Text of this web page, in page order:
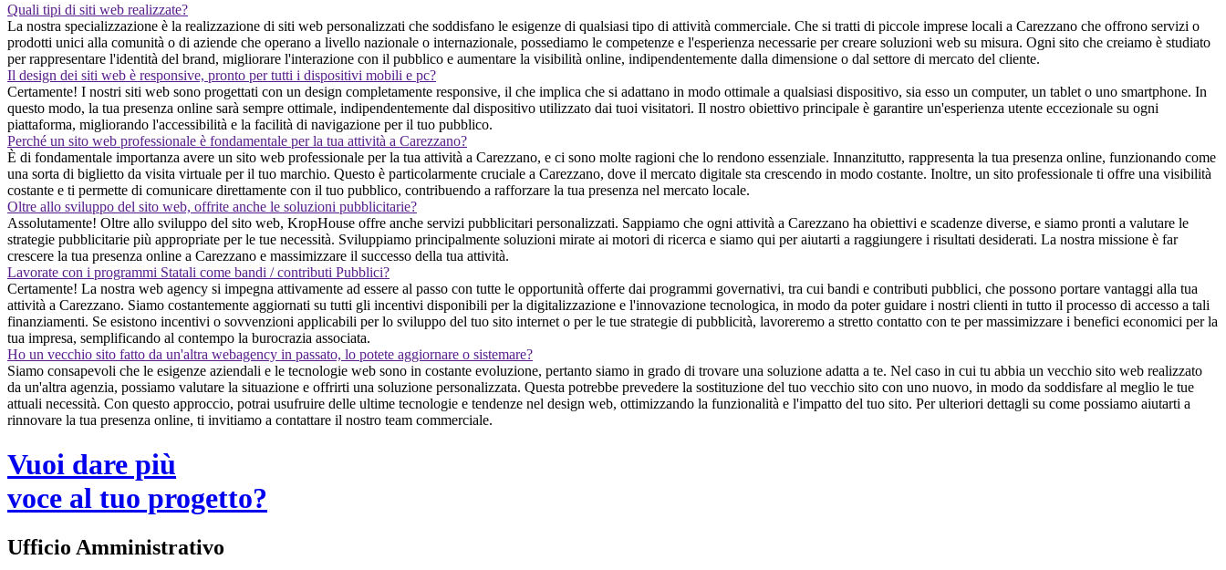
Quali tipi di siti web realizzate?
La nostra specializzazione è la realizzazione di siti web personalizzati che soddisfano le esigenze di qualsiasi tipo di attività commerciale. Che si tratti di piccole imprese locali a Carezzano che offrono servizi o
prodotti unici alla comunità o di aziende che operano a livello nazionale o internazionale, possediamo le competenze e l'esperienza necessarie per creare soluzioni web su misura. Ogni sito che creiamo è studiato
per rappresentare l'identità del brand, migliorare l'interazione con il pubblico e aumentare la visibilità online, indipendentemente dalla dimensione o dal settore di mercato del cliente.
Il design dei siti web è responsive, pronto per tutti i dispositivi mobili e pc?
Certamente! I nostri siti web sono progettati con un design completamente responsive, il che implica che si adattano in modo ottimale a qualsiasi dispositivo, sia esso un computer, un tablet o uno smartphone. In
questo modo, la tua presenza online sarà sempre ottimale, indipendentemente dal dispositivo utilizzato dai tuoi visitatori. Il nostro obiettivo principale è garantire un'esperienza utente eccezionale su ogni
piattaforma, migliorando l'accessibilità e la facilità di navigazione per il tuo pubblico.
Perché un sito web professionale è fondamentale per la tua attività a Carezzano?
È di fondamentale importanza avere un sito web professionale per la tua attività a Carezzano, e ci sono molte ragioni che lo rendono essenziale. Innanzitutto, rappresenta la tua presenza online, funzionando come
una sorta di biglietto da visita virtuale per il tuo marchio. Questo è particolarmente cruciale a Carezzano, dove il mercato digitale sta crescendo in modo costante. Inoltre, un sito professionale ti offre una visibilità
costante e ti permette di comunicare direttamente con il tuo pubblico, contribuendo a rafforzare la tua presenza nel mercato locale.
Oltre allo sviluppo del sito web, offrite anche le soluzioni pubblicitarie?
Assolutamente! Oltre allo sviluppo del sito web, KropHouse offre anche servizi pubblicitari personalizzati. Sappiamo che ogni attività a Carezzano ha obiettivi e scadenze diverse, e siamo pronti a valutare le
strategie pubblicitarie più appropriate per le tue necessità. Sviluppiamo principalmente soluzioni mirate ai motori di ricerca e siamo qui per aiutarti a raggiungere i risultati desiderati. La nostra missione è far
crescere la tua presenza online a Carezzano e massimizzare il successo della tua attività.
Lavorate con i programmi Statali come bandi / contributi Pubblici?
Certamente! La nostra web agency si impegna attivamente ad essere al passo con tutte le opportunità offerte dai programmi governativi, tra cui bandi e contributi pubblici, che possono portare vantaggi alla tua
attività a Carezzano. Siamo costantemente aggiornati su tutti gli incentivi disponibili per la digitalizzazione e l'innovazione tecnologica, in modo da poter guidare i nostri clienti in tutto il processo di accesso a tali
finanziamenti. Se esistono incentivi o sovvenzioni applicabili per lo sviluppo del tuo sito internet o per le tue strategie di pubblicità, lavoreremo a stretto contatto con te per massimizzare i benefici economici per la
tua impresa, semplificando al contempo la burocrazia associata.
Ho un vecchio sito fatto da un'altra webagency in passato, lo potete aggiornare o sistemare?
Siamo consapevoli che le esigenze aziendali e le tecnologie web sono in costante evoluzione, pertanto siamo in grado di trovare una soluzione adatta a te. Nel caso in cui tu abbia un vecchio sito web realizzato
da un'altra agenzia, possiamo valutare la situazione e offrirti una soluzione personalizzata. Questa potrebbe prevedere la sostituzione del tuo vecchio sito con uno nuovo, in modo da soddisfare al meglio le tue
attuali necessità. Con questo approccio, potrai usufruire delle ultime tecnologie e tendenze nel design web, ottimizzando la funzionalità e l'impatto del tuo sito. Per ulteriori dettagli su come possiamo aiutarti a
rinnovare la tua presenza online, ti invitiamo a contattare il nostro team commerciale.
Vuoi dare più
voce al tuo progetto?
Ufficio Amministrativo